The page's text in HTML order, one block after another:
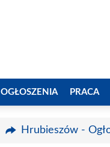
OGŁOSZENIA PRACA
Hrubieszów -